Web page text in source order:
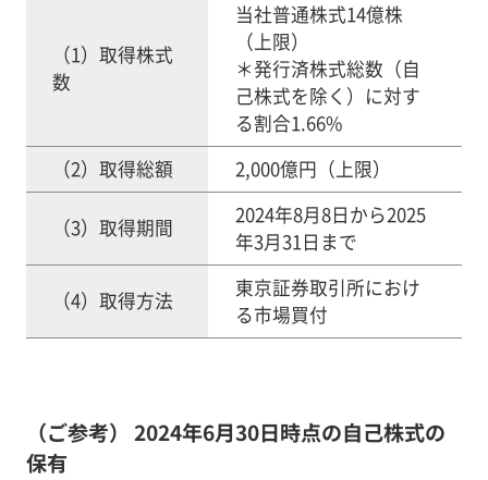
（1）取得株式
数
当社普通株式14億株
（上限）
＊発行済株式総数（自
己株式を除く）に対す
る割合1.66%
（2）取得総額
2,000億円（上限）
（3）取得期間
2024年8月8日から2025
年3月31日まで
（4）取得方法
東京証券取引所におけ
る市場買付
（ご参考） 2024年6月30日時点の自己株式の
保有